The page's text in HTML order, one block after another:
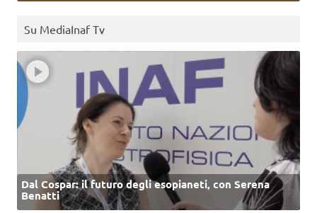
Su MediaInaf Tv
Dal Cospar: il futuro degli esopianeti, con Serena
Benatti